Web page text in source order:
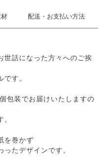
配送・お支払い方法
世話になった方々へのご挨
す。
包装でお届けいたしますの
を巻かず
たデザインです。